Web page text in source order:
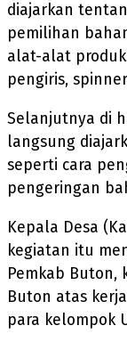
diajarkan
pemilihan
alat-alat
pengiris,
Selanjutnya di
langsung
seperti cara
pengeringan
Kepala Desa
kegiatan itu
Pemkab Buton,
Buton atas
para kelompok